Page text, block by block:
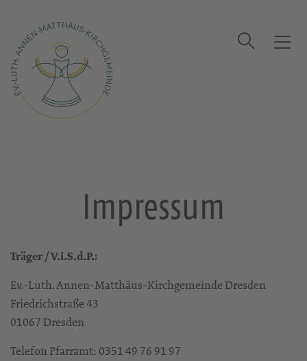
T
Suche
Startseite Impressum
Impressum
Träger / V.i.S.d.P.:
Ev.-Luth. Annen-Matthäus-Kirchgemeinde Dresden
Friedrichstraße 43
01067 Dresden
Telefon Pfarramt: 0351 49 76 91 97